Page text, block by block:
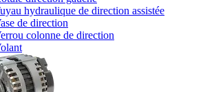
hydraulique de direction assistée
de direction
colonne de direction